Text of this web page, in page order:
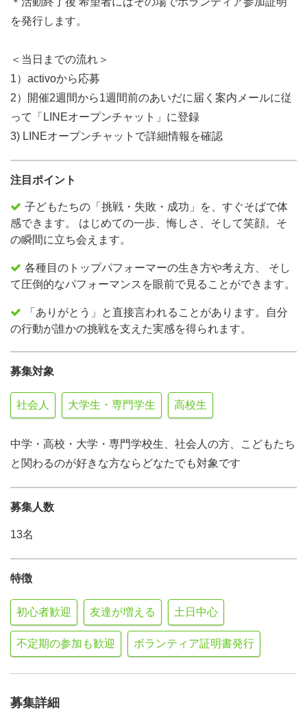
を発行します。
＜当日までの流れ＞
1）activoから応募
2）開催2週間から1週間前のあいだに届く案内メールに従
って「LINEオープンチャット」に登録
3) LINEオープンチャットで詳細情報を確認
注目ポイント
子どもたちの「挑戦・失敗・成功」を、すぐそばで体
感できます。 はじめての一歩、悔しさ、そして笑顔。そ
の瞬間に立ち会えます。
各種目のトップパフォーマーの生き方や考え方、 そし
て圧倒的なパフォーマンスを眼前で見ることができます。
「ありがとう」と直接言われることがあります。自分
の行動が誰かの挑戦を支えた実感を得られます。
募集対象
社会人 大学生・専門学生 高校生
中学・高校・大学・専門学校生、社会人の方、こどもたち
と関わるのが好きな方ならどなたでも対象です
募集人数
13名
特徴
初心者歓迎 友達が増える 土日中心
不定期の参加も歓迎 ボランティア証明書発行
募集詳細